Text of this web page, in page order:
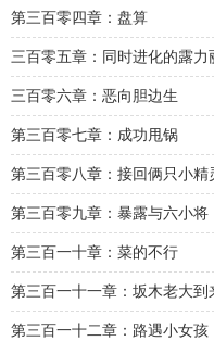
第三百零四章：盘算
三百零五章：同时进化的露力
三百零六章：恶向胆边生
第三百零七章：成功甩锅
第三百零八章：接回俩只小精
第三百零九章：暴露与六小将
第三百一十章：菜的不行
第三百一十一章：坂木老大到
第三百一十二章：路遇小女孩